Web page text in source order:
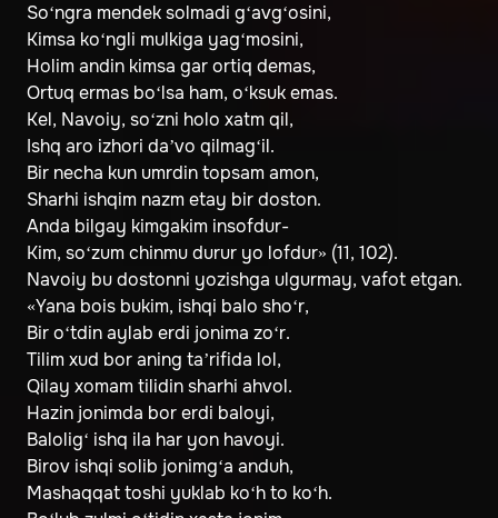
So‘ngra mendek solmadi g‘avg‘osini,
Kimsa ko‘ngli mulkiga yag‘mosini,
Holim andin kimsa gar ortiq demas,
Ortuq ermas bo‘lsa ham, o‘ksuk emas.
Kel, Navoiy, so‘zni holo xatm qil,
Ishq aro izhori da’vo qilmag‘il.
Bir necha kun umrdin topsam amon,
Sharhi ishqim nazm etay bir doston.
Anda bilgay kimgakim insofdur-
Kim, so‘zum chinmu durur yo lofdur» (11, 102).
Navoiy bu dostonni yozishga ulgurmay, vafot etgan.
«Yana bois bukim, ishqi balo sho‘r,
Bir o‘tdin aylab erdi jonima zo‘r.
Tilim xud bor aning ta’rifida lol,
Qilay xomam tilidin sharhi ahvol.
Hazin jonimda bor erdi baloyi,
Balolig‘ ishq ila har yon havoyi.
Birov ishqi solib jonimg‘a anduh,
Mashaqqat toshi yuklab ko‘h to ko‘h.